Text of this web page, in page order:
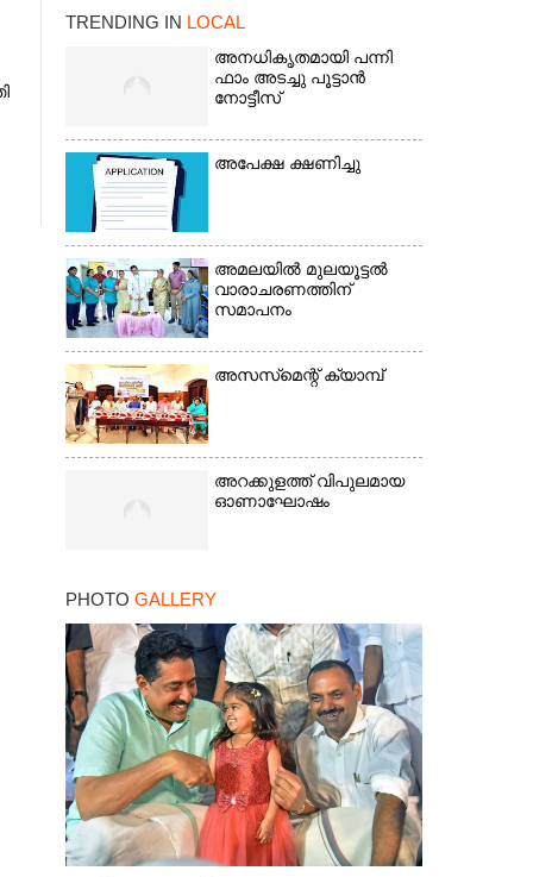
TRENDING IN LOCAL
അനധികൃതമായി പന്നി
ഫാം അടച്ചു പൂട്ടാൻ
നോട്ടീസ്
അപേക്ഷ ക്ഷണിച്ചു
അമലയിൽ മുലയൂട്ടൽ
വാരാചരണത്തിന്
സമാപനം
അസസ്‌മെന്റ് ക്യാമ്പ്
അറക്കുളത്ത് വിപുലമായ
ഓണാഘോഷം
PHOTO GALLERY
×